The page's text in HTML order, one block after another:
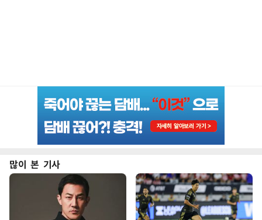
많이 본 기사